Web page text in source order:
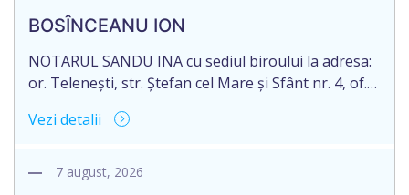
/doisprezece ianuarie anul două mii douăzeci și
șase/. Eliberarea certificatului de moștenitor este
[…]
BOSÎNCEANU ION
NOTARUL SANDU INA cu sediul biroului la adresa:
or. Telenești, str. Ștefan cel Mare și Sfânt nr. 4, of.
succesorale în urma decesului cet. BOSÎNCEANU
0991201351317, decedat/ă la data de 15.05.2021
Vezi detalii
7 august, 2026